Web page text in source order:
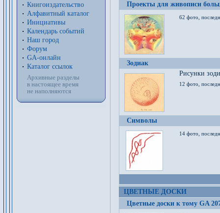
Книгоиздательство
Алфавитный каталог
Инициативы
Календарь событий
Наш город
Форум
GA-онлайн
Каталог ссылок
Архивные разделы
в настоящее время
не наполняются
Проекты для живописи
62 фото,
Зодиак
Рисунки
12 фото,
Символы
14 фото,
ЦВЕТНЫЕ ДОСКИ
Цветные доски к тому GA